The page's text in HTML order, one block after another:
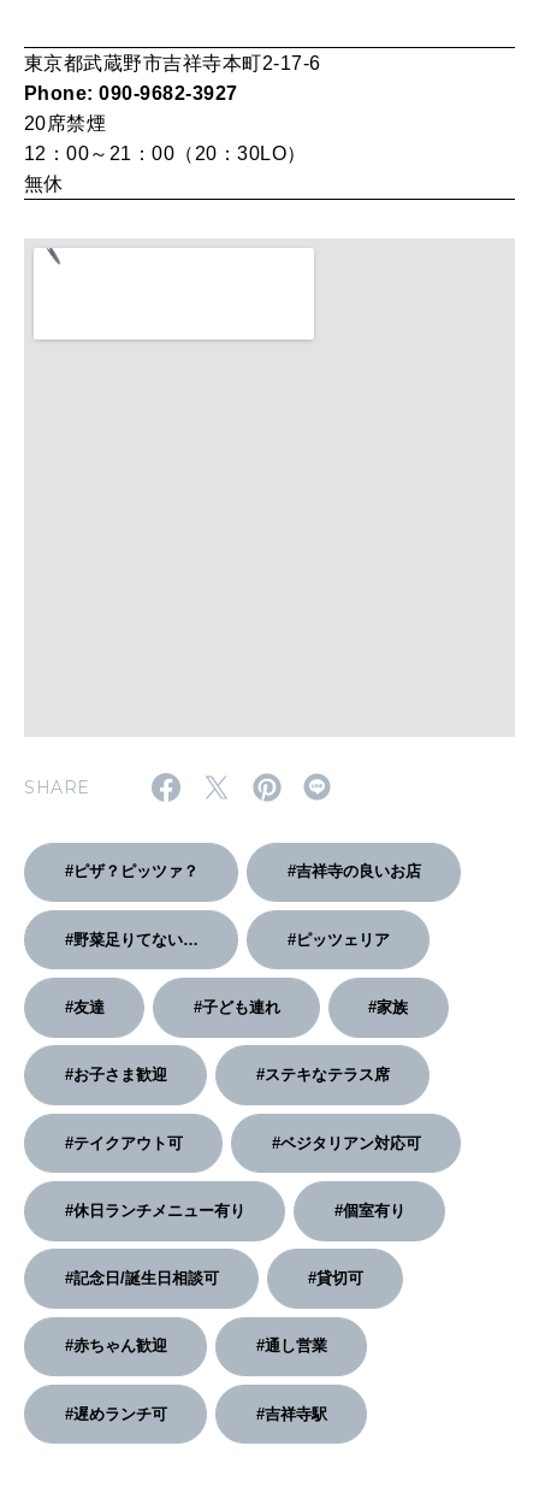
SUSTAINABLE
自分を耕す
WORK&MONEY
2026年3月号「スイーツ予想図 2026」
2026年2月号「良運を掴む 新・開運術。」
2026年1月号「猫がいれば、幸せ」
2025年12月号「お酒の新常識。」
東京都武蔵野市吉祥寺本町2-17-6
Phone: 090-9682-3927
20席禁煙
12：00～21：00（20：30LO）
無休
SHARE
#ピザ？ピッツァ？ #吉祥寺の良いお店
#野菜足りてない… #ピッツェリア
#友達 #子ども連れ #家族
#お子さま歓迎 #ステキなテラス席
#テイクアウト可 #ベジタリアン対応可
#休日ランチメニュー有り #個室有り
#記念日/誕生日相談可 #貸切可
#赤ちゃん歓迎 #通し営業
#遅めランチ可 #吉祥寺駅